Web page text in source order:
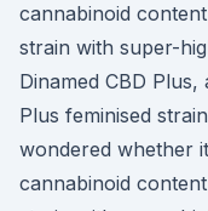
cannabinoid
strain with super-
Dinamed CBD
Plus feminised
wondered whether
cannabinoid